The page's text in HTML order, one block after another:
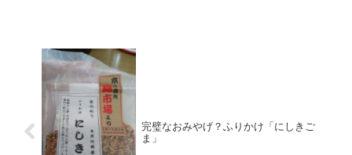
完璧なおみやげ？ふりかけ「にしきご
ま」